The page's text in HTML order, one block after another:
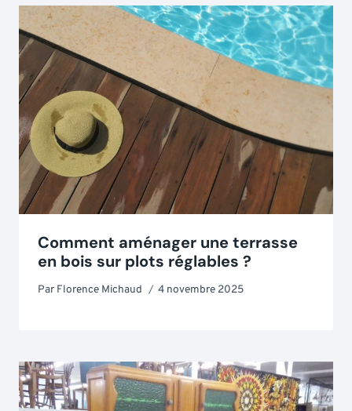
Comment aménager une terrasse
en bois sur plots réglables ?
Par Florence Michaud 4 novembre 2025